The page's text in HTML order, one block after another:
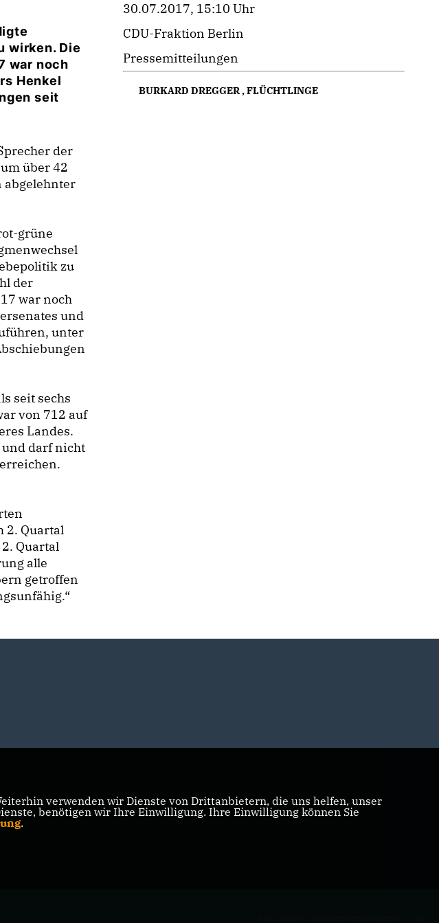
wirken. Die
war noch
Henkel
seit
der
über 42
abgelehnter
grüne
zu
der
war noch
und
unter
seit sechs
von 712 auf
Landes.
und darf nicht
2. Quartal
Quartal
alle
getroffen
30.07.2017, 15:10 Uhr
CDU-Fraktion Berlin
Pressemitteilungen
BURKARD DREGGER,FLÜCHTLINGE
verwenden wir Dienste von Drittanbietern, die uns helfen, unser
benötigen wir Ihre Einwilligung. Ihre Einwilligung können Sie
.